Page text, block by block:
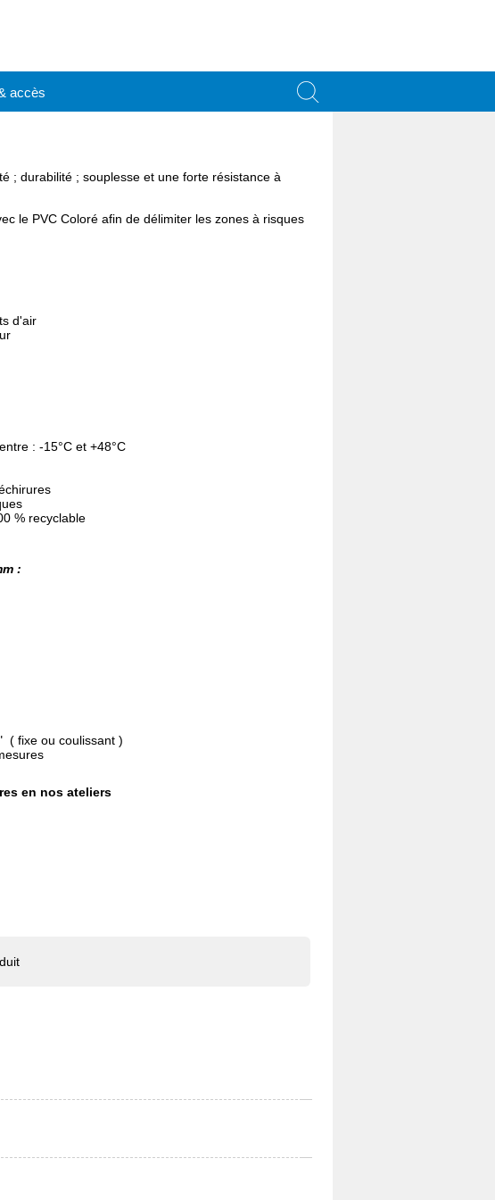
accès
; durabilité ; souplesse et une forte résistance à
le PVC Coloré afin de délimiter les zones à risques
d'air
: -15°C et +48°C
% recyclable
:
( fixe ou coulissant )
en nos ateliers